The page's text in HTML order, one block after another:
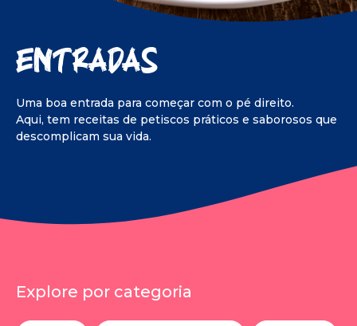
Entradas
Uma boa entrada para começar com o pé direito.
Aqui, tem receitas de petiscos práticos e saborosos que
descomplicam sua vida.
Explore por categoria